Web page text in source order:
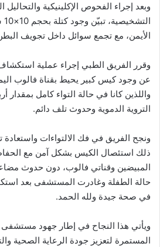
وبعد إجراء الفحوص الإكلينيكية والتحاليل
الأيمن، مع تجمع سوائل داخل تجويف
وقرر الفريق الطبي إجراء عملية
عن وجود كيس كبير يحيط بقناة فالوب
واللذين كانا في حالة التواء كامل بمقدار
التروية الدموية وحدوث تلف دائم.
ونجح الفريق في فك الالتواءات واستعادة
ذلك استئصال الكيس بشكل آمن مع
المبيضين وقناتي فالوب، دون حدوث
حالة الطفلة وغادرت المستشفى بعد
في صحة جيدة ولله الحمد.
ويأتي هذا النجاح في إطار جهود مستشفى
المستمرة لتعزيز جودة الرعاية الصحية